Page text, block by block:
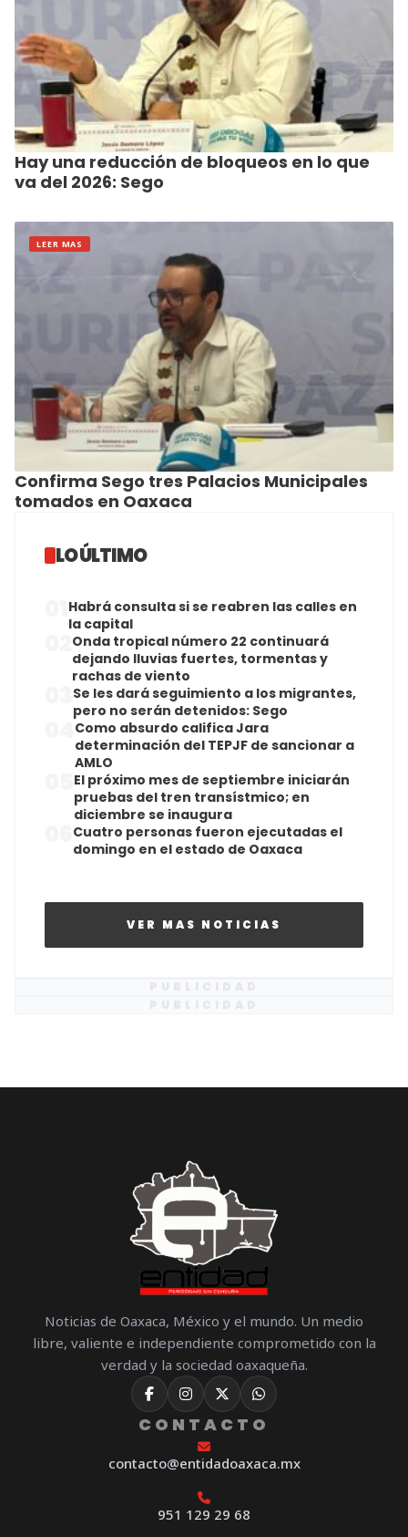
Hay una reducción de bloqueos en lo que
va del 2026: Sego
LEER MAS
Confirma Sego tres Palacios Municipales
tomados en Oaxaca
LO ÚLTIMO
Habrá consulta si se reabren las calles en
la capital
Onda tropical número 22 continuará
dejando lluvias fuertes, tormentas y
rachas de viento
Se les dará seguimiento a los migrantes,
pero no serán detenidos: Sego
Como absurdo califica Jara
determinación del TEPJF de sancionar a
AMLO
El próximo mes de septiembre iniciarán
pruebas del tren transístmico; en
diciembre se inaugura
Cuatro personas fueron ejecutadas el
domingo en el estado de Oaxaca
VER MAS NOTICIAS
Noticias de Oaxaca, México y el mundo. Un medio
libre, valiente e independiente comprometido con la
verdad y la sociedad oaxaqueña.
CONTACTO
contacto@entidadoaxaca.mx
951 129 29 68